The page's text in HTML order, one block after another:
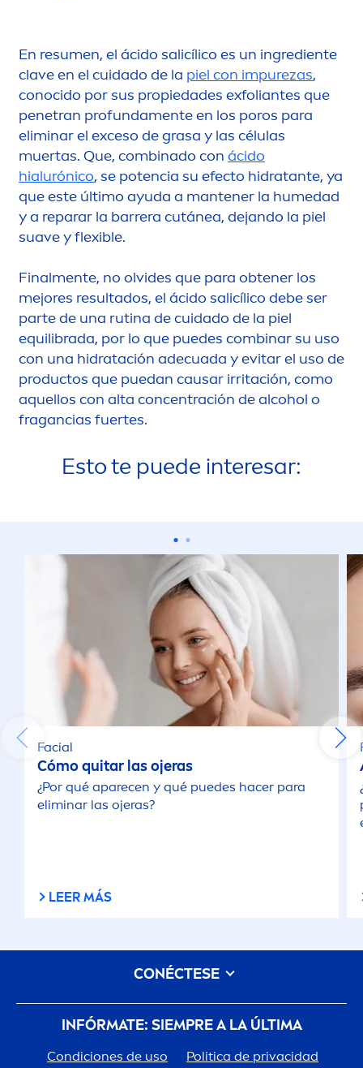
En resumen, el ácido salicílico es un ingrediente
clave en el cuidado de la piel con impurezas,
conocido por sus propiedades exfoliantes que
penetran profundamente en los poros para
eliminar el exceso de grasa y las células
muertas. Que, combinado con ácido
hialurónico, se potencia su efecto hidratante, ya
que este último ayuda a mantener la humedad
y a reparar la barrera cutánea, dejando la piel
suave y flexible.
Finalmente, no olvides que para obtener los
mejores resultados, el ácido salicílico debe ser
parte de una rutina de cuidado de la piel
equilibrada, por lo que puedes combinar su uso
con una hidratación adecuada y evitar el uso de
productos que puedan causar irritación, como
aquellos con alta concentración de alcohol o
fragancias fuertes.
Esto te puede interesar:
Facial
Cómo quitar las ojeras
¿Por qué aparecen y qué puedes hacer para
eliminar las ojeras?
LEER MÁS
INFÓRMATE: SIEMPRE A LA ÚLTIMA
Condiciones de uso Politica de privacidad
CONÉCTESE